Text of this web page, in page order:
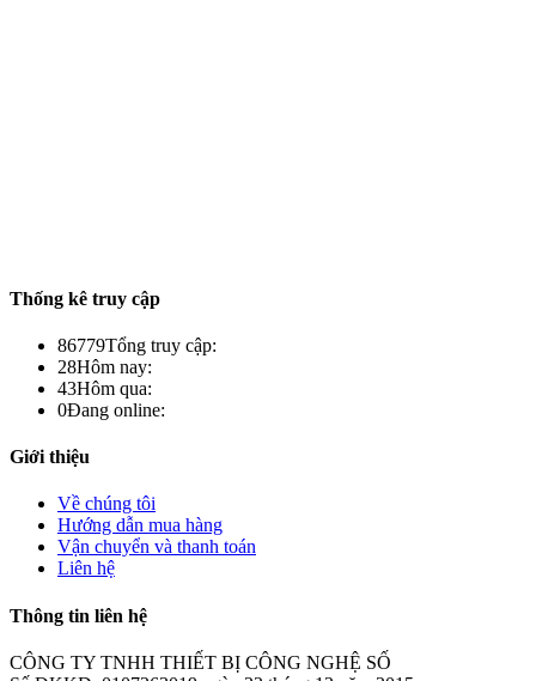
Thống kê truy cập
86779Tổng truy cập:
28Hôm nay:
43Hôm qua:
0Đang online:
Giới thiệu
Về chúng tôi
Hướng dẫn mua hàng
Vận chuyển và thanh toán
Liên hệ
Thông tin liên hệ
CÔNG TY TNHH THIẾT BỊ CÔNG NGHỆ SỐ